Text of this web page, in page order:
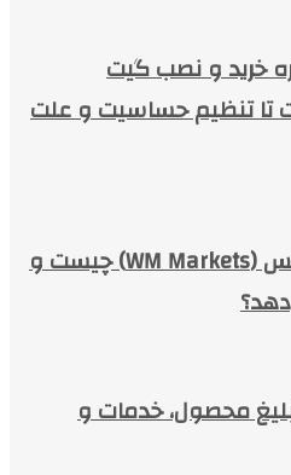
خرید و نصب گیت
تا تنظیم حساسیت و علت
بروکر دبلیو ام مارکتس (WM Markets) چیست و
محصول، خدمات و